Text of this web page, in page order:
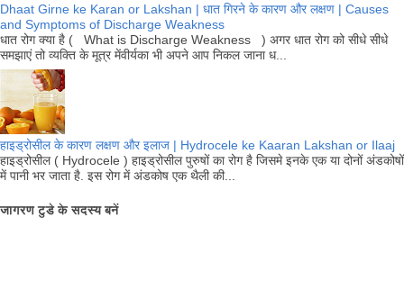
Dhaat Girne ke Karan or Lakshan | धात गिरने के कारण और लक्षण | Causes
and Symptoms of Discharge Weakness
धात रोग क्या है ( What is Discharge Weakness ) अगर धात रोग को सीधे सीधे
समझाएं तो व्यक्ति के मूत्र मेंवीर्यका भी अपने आप निकल जाना ध...
हाइड्रोसील के कारण लक्षण और इलाज | Hydrocele ke Kaaran Lakshan or Ilaaj
हाइड्रोसील ( Hydrocele ) हाइड्रोसील पुरुषों का रोग है जिसमे इनके एक या दोनों अंडकोषों
में पानी भर जाता है. इस रोग में अंडकोष एक थैली की...
जागरण टुडे के सदस्य बनें